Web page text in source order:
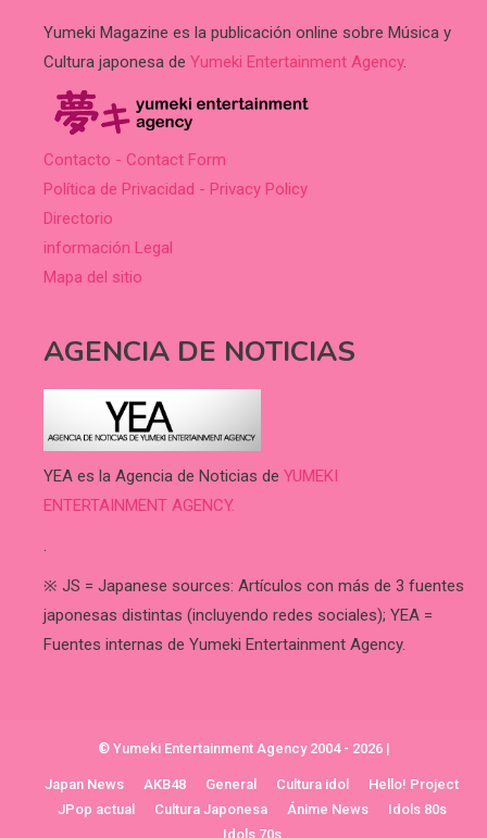
Yumeki Magazine es la publicación online sobre Música y
Cultura japonesa de Yumeki Entertainment Agency.
Contacto - Contact Form
Política de Privacidad - Privacy Policy
Directorio
información Legal
Mapa del sitio
AGENCIA DE NOTICIAS
YEA es la Agencia de Noticias de YUMEKI
ENTERTAINMENT AGENCY.
.
※ JS = Japanese sources: Artículos con más de 3 fuentes
japonesas distintas (incluyendo redes sociales); YEA =
Fuentes internas de Yumeki Entertainment Agency.
© Yumeki Entertainment Agency 2004 - 2026 |
Japan News AKB48 General Cultura idol
Hello! Project
JPop actual
Cultura Japonesa Ánime News
Idols 80s
Idols 70s